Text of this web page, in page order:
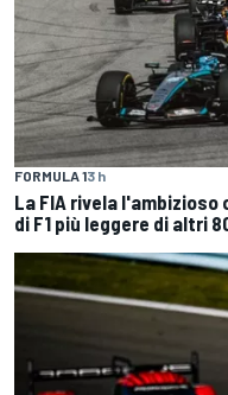
FORMULA 13 h
La FIA rivela
di F1 più leggere di altri